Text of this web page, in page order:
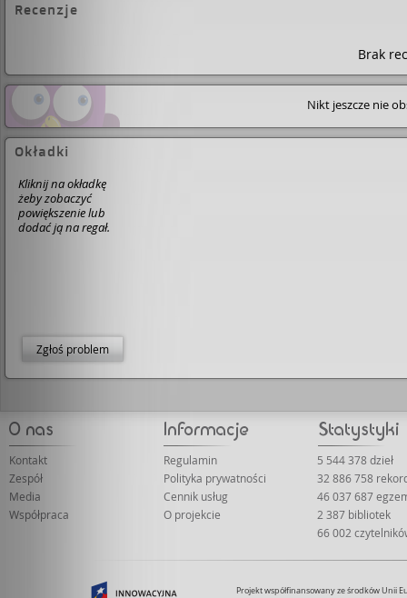
Recenzje
Brak
Nikt jeszcze nie
Okładki
Kliknij na okładkę
żeby zobaczyć
powiększenie lub
dodać ją na regał.
Zgłoś problem
Kontakt
Zespół
Media
Współpraca
Regulamin
Polityka prywatności
Cennik usług
O projekcie
5 544 378 dzieł
32 886 758
46 037 687
2 387 bibliotek
66 002
Projekt współfinansowany ze środków Unii